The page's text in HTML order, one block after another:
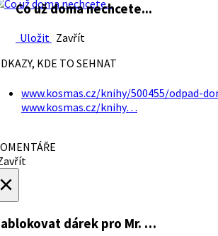
Co už doma nechcete...
Uložit Zavřít
KDE TO SEHNAT
www.kosmas.cz/knihy/500455/odpad-
www.kosmas.cz/knihy…
dárek pro Mr. …